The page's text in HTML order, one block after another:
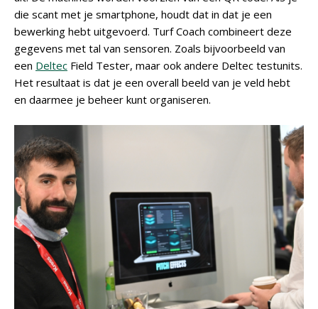
die scant met je smartphone, houdt dat in dat je een
bewerking hebt uitgevoerd. Turf Coach combineert deze
gegevens met tal van sensoren. Zoals bijvoorbeeld van
een Deltec Field Tester, maar ook andere Deltec testunits.
Het resultaat is dat je een overall beeld van je veld hebt
en daarmee je beheer kunt organiseren.